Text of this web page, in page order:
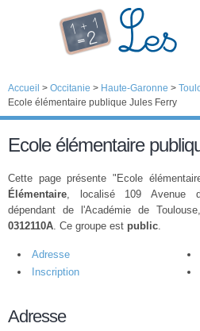
Accueil > Occitanie > Haute-Garonne >
Ecole élémentaire publique Jules Ferry
Ecole élémentaire
Cette page présente "Ecole
Élémentaire, localisé 109 Avenue
dépendant de l'Académie de
0312110A. Ce groupe est public.
Adresse
Inscription
Adresse